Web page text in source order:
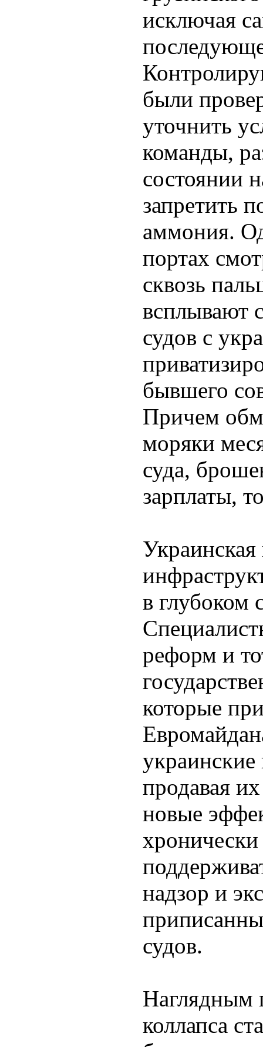
исключая
были
уточнить
команды,
состоянии
запретить
аммония.
портах
сквозь
всплывают
судов с
бывшего
Причем
моряки
суда,
зарплаты,
Украинская
в глубоком
реформ и
которые
продавая
новые
надзор и
судов.
Наглядным
коллапса